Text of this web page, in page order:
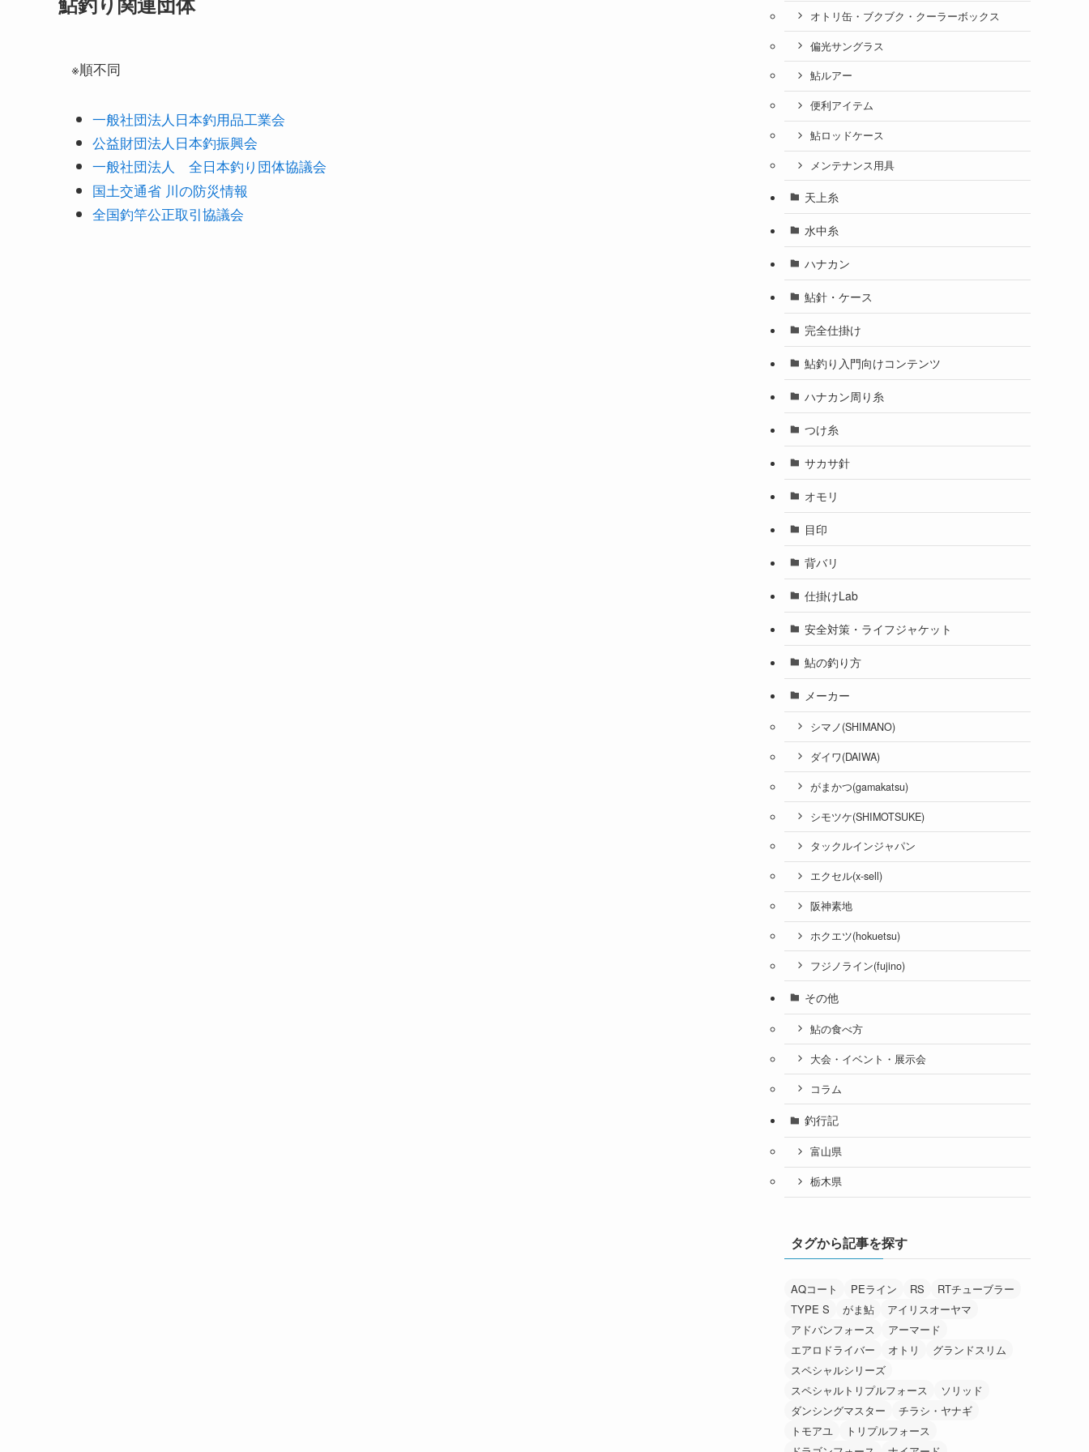
※順不同
一般社団法人日本釣用品工業会
公益財団法人日本釣振興会
一般社団法人 全日本釣り団体協議会
国土交通省 川の防災情報
全国釣竿公正取引協議会
オトリ缶・ブクブク・クーラーボックス
偏光サングラス
鮎ルアー
便利アイテム
鮎ロッドケース
メンテナンス用具
天上糸
水中糸
ハナカン
鮎針・ケース
完全仕掛け
鮎釣り入門向けコンテンツ
ハナカン周り糸
つけ糸
サカサ針
オモリ
目印
背バリ
仕掛けLab
安全対策・ライフジャケット
鮎の釣り方
メーカー
シマノ(SHIMANO)
ダイワ(DAIWA)
がまかつ(gamakatsu)
シモツケ(SHIMOTSUKE)
タックルインジャパン
エクセル(x-sell)
阪神素地
ホクエツ(hokuetsu)
フジノライン(fujino)
その他
鮎の食べ方
大会・イベント・展示会
コラム
釣行記
富山県
栃木県
タグから記事を探す
AQコート PEライン RS
RTチューブラー
TYPE S
がま鮎
アイリスオーヤマ
アドバンフォース
アーマード
エアロドライバー
オトリ
グランドスリム
スペシャルシリーズ
スペシャルトリプルフォース
ソリッド
ダンシングマスター
チラシ・ヤナギ
トモアユ
トリプルフォース